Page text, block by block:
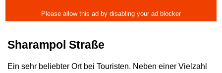
Sharampol Straße
Ein sehr beliebter Ort bei Touristen. Neben einer Vielzahl